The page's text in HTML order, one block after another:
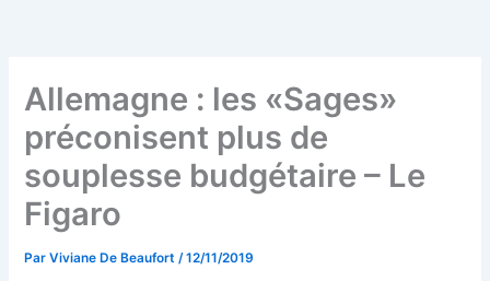
Allemagne : les «Sages»
préconisent plus de
souplesse budgétaire – Le
Figaro
ParViviane De Beaufort/12/11/2019